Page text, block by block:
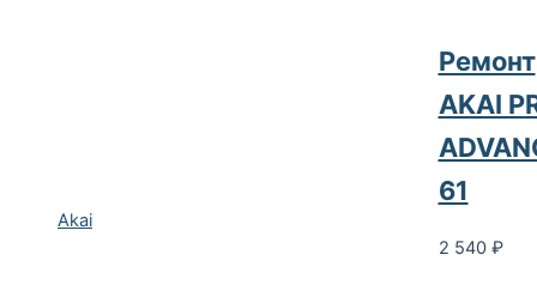
Akai
Ремонт
AKAI
61
2 540 ₽